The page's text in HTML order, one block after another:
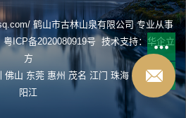
鹤山市古林山泉有限公司 专业从事
粤ICP备2020080919号技术支持：华企立
方
佛山 东莞 惠州 茂名 江门 珠海 揭阳 肇庆
阳江